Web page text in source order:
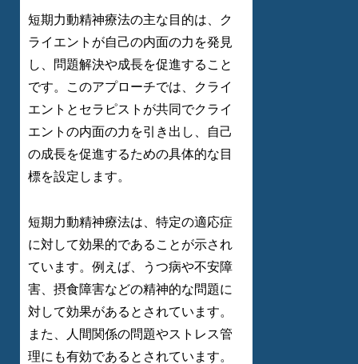
短期力動精神療法の主な目的は、ク
ライエントが自己の内面の力を発見
し、問題解決や成長を促進すること
です。このアプローチでは、クライ
エントとセラピストが共同でクライ
エントの内面の力を引き出し、自己
の成長を促進するための具体的な目
標を設定します。
短期力動精神療法は、特定の適応症
に対して効果的であることが示され
ています。例えば、うつ病や不安障
害、摂食障害などの精神的な問題に
対して効果があるとされています。
また、人間関係の問題やストレス管
理にも有効であるとされています。